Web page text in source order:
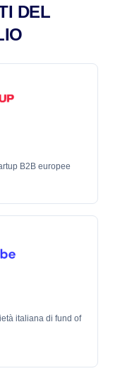
DEL
B2B europee
italiana di fund of